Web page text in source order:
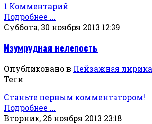
1 Комментарий
Подробнее ...
Суббота, 30 ноября 2013 12:39
Изумрудная нелепость
Опубликовано в Пейзажная лирика
Теги
Станьте первым комментатором!
Подробнее ...
Вторник, 26 ноября 2013 23:18